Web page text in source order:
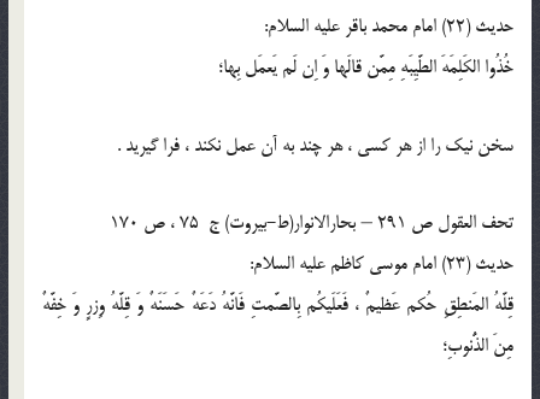
حدیث (22) امام محمد باقر علیه السلام:
خُذُوا الکَلِمَهَ الطَّیِبَهِ مِمَّن قالَها وَ اِن لَم یَعمَل بِها؛
سخن نیک را از هر کسی ، هر چند به آن عمل نکند ، فرا گیرید .
تحف العقول ص 291 – بحارالانوار(ط-بیروت) ج 75 ، ص 170
حدیث (23) امام موسی کاظم علیه السلام:
قِلَّهُ المَنطِقِ حُکم عَظیمٌ ، فَعَلَیکُم بِالصَّمتِ فَانَّهُ دَعَهٌ حَسَنَهٌ وَ قِلَّهُ وِزرٍ وَ خِفَّهٌ
مِنَ الذُّنوبِ؛